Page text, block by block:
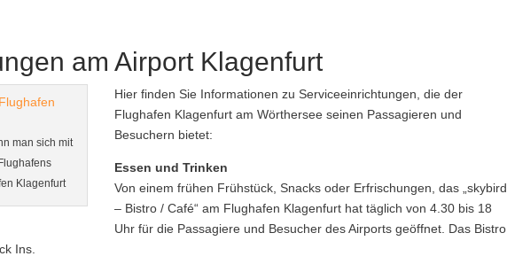
am Airport Klagenfurt
man sich mit
Klagenfurt
Hier finden Sie Informationen zu Serviceeinrichtungen, die der
Flughafen Klagenfurt am Wörthersee seinen Passagieren und
Besuchern bietet:
Essen und Trinken
Von einem frühen Frühstück, Snacks oder Erfrischungen, das „skybird
– Bistro / Café“ am Flughafen Klagenfurt hat täglich von 4.30 bis 18
Uhr für die Passagiere und Besucher des Airports geöffnet. Das Bistro
Ins.